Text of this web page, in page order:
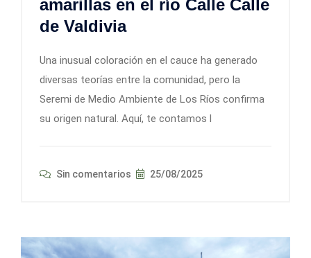
amarillas en el río Calle Calle
de Valdivia
Una inusual coloración en el cauce ha generado
diversas teorías entre la comunidad, pero la
Seremi de Medio Ambiente de Los Ríos confirma
su origen natural. Aquí, te contamos l
Sin comentarios 25/08/2025